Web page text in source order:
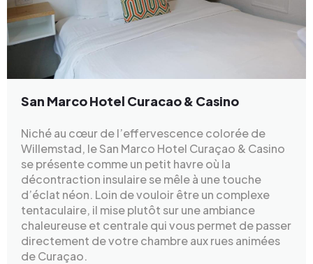
San Marco Hotel Curacao & Casino
Niché au cœur de l’effervescence colorée de
Willemstad, le San Marco Hotel Curaçao & Casino
se présente comme un petit havre où la
décontraction insulaire se mêle à une touche
d’éclat néon. Loin de vouloir être un complexe
tentaculaire, il mise plutôt sur une ambiance
chaleureuse et centrale qui vous permet de passer
directement de votre chambre aux rues animées
de Curaçao.